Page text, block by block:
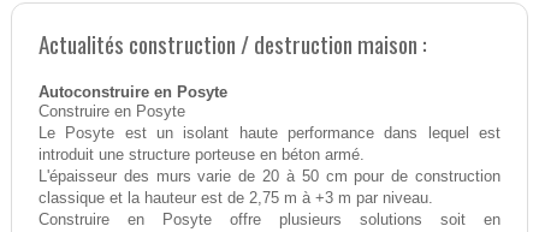
Actualités construction / destruction maison :
Autoconstruire en Posyte
Construire en Posyte
Le Posyte est un isolant haute performance dans lequel est
introduit une structure porteuse en béton armé.
L'épaisseur des murs varie de 20 à 50 cm pour de construction
classique et la hauteur est de 2,75 m à +3 m par niveau.
Construire en Posyte offre plusieurs solutions soit en